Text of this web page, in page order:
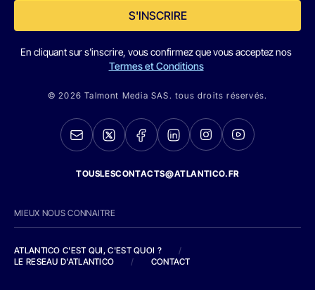
S'INSCRIRE
En cliquant sur s'inscrire, vous confirmez que vous acceptez nos
Termes et Conditions
© 2026 Talmont Media SAS. tous droits réservés.
TOUSLESCONTACTS@ATLANTICO.FR
MIEUX NOUS CONNAITRE
ATLANTICO C'EST QUI, C'EST QUOI ?
/
LE RESEAU D'ATLANTICO
/ CONTACT